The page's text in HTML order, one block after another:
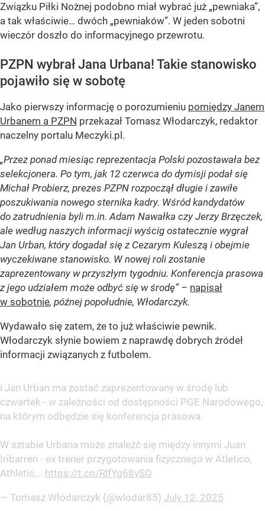
Związku Piłki Nożnej podobno miał wybrać już „pewniaka”,
a tak właściwie… dwóch „pewniaków”. W jeden sobotni
wieczór doszło do informacyjnego przewrotu.
PZPN wybrał Jana Urbana! Takie stanowisko
pojawiło się w sobotę
Jako pierwszy informację o porozumieniu pomiędzy Janem
Urbanem a PZPN przekazał Tomasz Włodarczyk, redaktor
naczelny portalu Meczyki.pl.
„Przez ponad miesiąc reprezentacja Polski pozostawała bez
selekcjonera. Po tym, jak 12 czerwca do dymisji podał się
Michał Probierz, prezes PZPN rozpoczął długie i zawiłe
poszukiwania nowego sternika kadry. Wśród kandydatów
do zatrudnienia byli m.in. Adam Nawałka czy Jerzy Brzęczek,
ale według naszych informacji wyścig ostatecznie wygrał
Jan Urban, który dogadał się z Cezarym Kuleszą i obejmie
wyczekiwane stanowisko. W nowej roli zostanie
zaprezentowany w przyszłym tygodniu. Konferencja prasowa
z jego udziałem może odbyć się w środę” – napisał
w sobotnie, późnej popołudnie, Włodarczyk.
Wydawało się zatem, że to już właściwie pewnik.
Włodarczyk słynie bowiem z naprawdę dobrych źródeł
informacji związanych z futbolem.
ℹ️ Jan Urban ma zostać zaprezentowany w środę lub
czwartek - w zależności od dostępności PGE Narodowego,
na którym odbędzie się konferencja prasowa.
W sztabie Urbana może znaleźć się między innymi Juan
Iribarren - ex trener przygotowania fizycznego w Atletico,
Athletic,… https://t.co/RlfYg68vSO
— Tomasz Włodarczyk (@wlodar85) July 12, 2025